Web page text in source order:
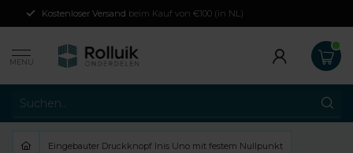
Kostenloser Versand beim Kauf von €100 (in NL)
MENU
Eingebauter Druckknopf Inis Uno mit festem Nullpunkt